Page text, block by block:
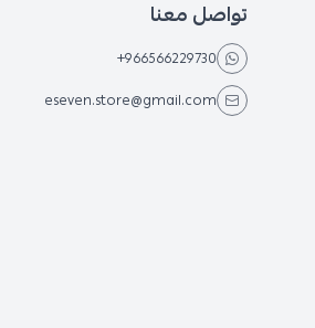
تواصل معنا
+966566229730
eseven.store@gmail.com